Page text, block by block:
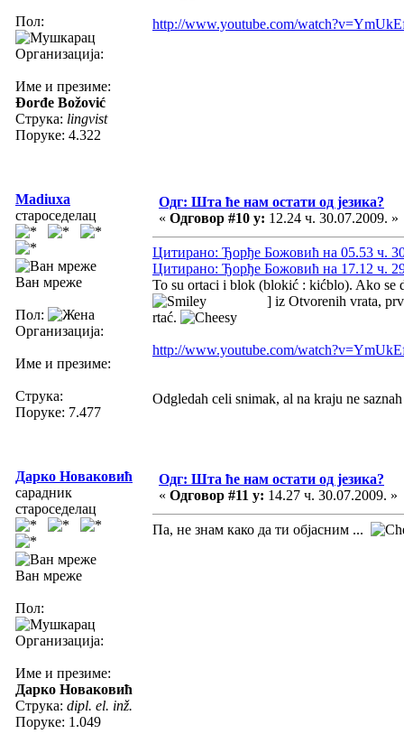
Пол:
Организација:
Име и презиме:
Đorđe Božović
Струка: lingvist
Поруке: 4.322
http://www.youtube.com/
Madiuxa
староседелац
Ван мреже
Пол:
Организација:
Име и презиме:
Струка:
Поруке: 7.477
Одг: Шта ће нам остати од језика?
« Одговор #10 у: 12.24 ч. 30.07.2009. »
Цитирано: Ђорђе Божовић на 05.53 ч.
Цитирано: Ђорђе Божовић на 17.12 ч.
To su ortaci i blok (blokić : kićblo). Ako se
] iz Otvorenih vrata,
rtać.
http://www.youtube.com/
Odgledah celi snimak, al na kraju ne
Дарко Новаковић
сарадник
староседелац
Ван мреже
Пол:
Организација:
Име и презиме:
Дарко Новаковић
Струка: dipl. el. inž.
Поруке: 1.049
Одг: Шта ће нам остати од језика?
« Одговор #11 у: 14.27 ч. 30.07.2009. »
Па, не знам како да ти објасним ...